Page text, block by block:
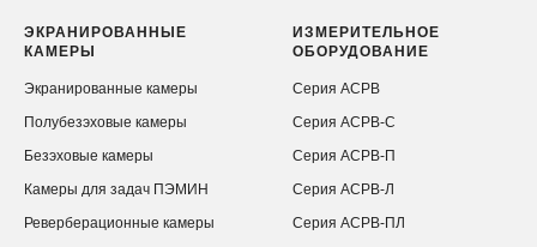
ЭКРАНИРОВАННЫЕ
КАМЕРЫ
Экранированные камеры
Полубезэховые камеры
Безэховые камеры
Камеры для задач ПЭМИН
Реверберационные камеры
ИЗМЕРИТЕЛЬНОЕ
ОБОРУДОВАНИЕ
Серия АСРВ
Серия АСРВ-С
Серия АСРВ-П
Серия АСРВ-Л
Серия АСРВ-ПЛ